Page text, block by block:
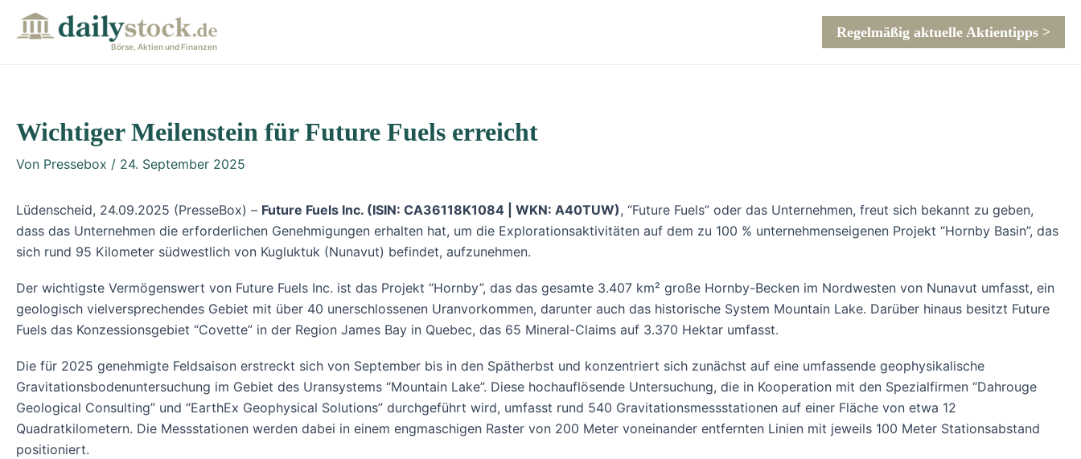
Inhalt
Börse, Aktien und Finanzen
Regelmäßig aktuelle Aktientipps >
Wichtiger Meilenstein für Future Fuels erreicht
Von Pressebox / 24. September 2025
Lüdenscheid, 24.09.2025 (PresseBox) – Future Fuels Inc. (ISIN: CA36118K1084 | WKN: A40TUW), “Future Fuels” oder das Unternehmen, freut sich bekannt zu geben,
dass das Unternehmen die erforderlichen Genehmigungen erhalten hat, um die Explorationsaktivitäten auf dem zu 100 % unternehmenseigenen Projekt “Hornby Basin”, das
sich rund 95 Kilometer südwestlich von Kugluktuk (Nunavut) befindet, aufzunehmen.
Der wichtigste Vermögenswert von Future Fuels Inc. ist das Projekt “Hornby”, das das gesamte 3.407 km² große Hornby-Becken im Nordwesten von Nunavut umfasst, ein
geologisch vielversprechendes Gebiet mit über 40 unerschlossenen Uranvorkommen, darunter auch das historische System Mountain Lake. Darüber hinaus besitzt Future
Fuels das Konzessionsgebiet “Covette” in der Region James Bay in Quebec, das 65 Mineral-Claims auf 3.370 Hektar umfasst.
Die für 2025 genehmigte Feldsaison erstreckt sich von September bis in den Spätherbst und konzentriert sich zunächst auf eine umfassende geophysikalische
Gravitationsbodenuntersuchung im Gebiet des Uransystems “Mountain Lake”. Diese hochauflösende Untersuchung, die in Kooperation mit den Spezialfirmen “Dahrouge
Geological Consulting” und “EarthEx Geophysical Solutions” durchgeführt wird, umfasst rund 540 Gravitationsmessstationen auf einer Fläche von etwa 12
Quadratkilometern. Die Messstationen werden dabei in einem engmaschigen Raster von 200 Meter voneinander entfernten Linien mit jeweils 100 Meter Stationsabstand
positioniert.
navigation